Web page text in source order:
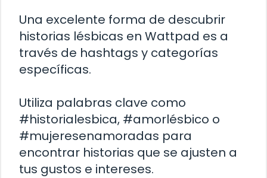
Una excelente forma de descubrir
historias lésbicas en Wattpad es a
través de hashtags y categorías
específicas.
Utiliza palabras clave como
#historialesbica, #amorlésbico o
#mujeresenamoradas para
encontrar historias que se ajusten a
tus gustos e intereses.